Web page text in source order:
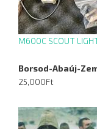
M600C SCOUT
Borsod-Abaúj-
25,000Ft